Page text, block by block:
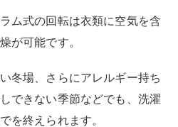
ます。ヒートポンプ式とは何なのか、ほかの方式とはどう